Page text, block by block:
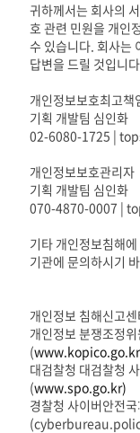
귀하께서는 회사의
호 관련 민원을 개인
수 있습니다. 회사는
답변을 드릴 것입니
개인정보보호최고책
기획 개발팀 심인화
02-6080-1725 |
개인정보보호관리자
기획 개발팀 심인화
070-4870-0007 |
기타 개인정보침해
기관에 문의하시기
개인정보 침해신고
개인정보 분쟁조정
(
대검찰청 대검찰청
(www.spo.go.kr)
경찰청 사이버안전